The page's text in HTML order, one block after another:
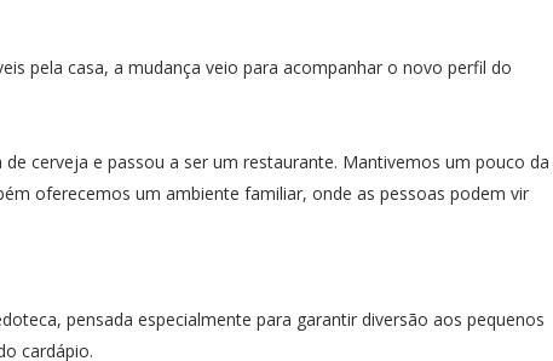
pela casa, a mudança veio para acompanhar o novo perfil do
cerveja e passou a ser um restaurante. Mantivemos um pouco da
oferecemos um ambiente familiar, onde as pessoas podem vir
pensada especialmente para garantir diversão aos pequenos
cardápio.